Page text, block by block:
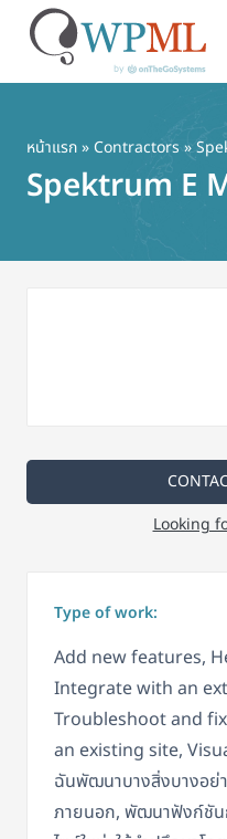
เนื้อหา
หลัก
หน้าแรก» Contractors »
Spektrum E
Looking
Type of work:
Add new features,
Integrate with an
Troubleshoot and
an existing site,
ฉันพัฒนาบางสิ่งบางอย่
ภายนอก, พัฒนาฟังก์ชัน